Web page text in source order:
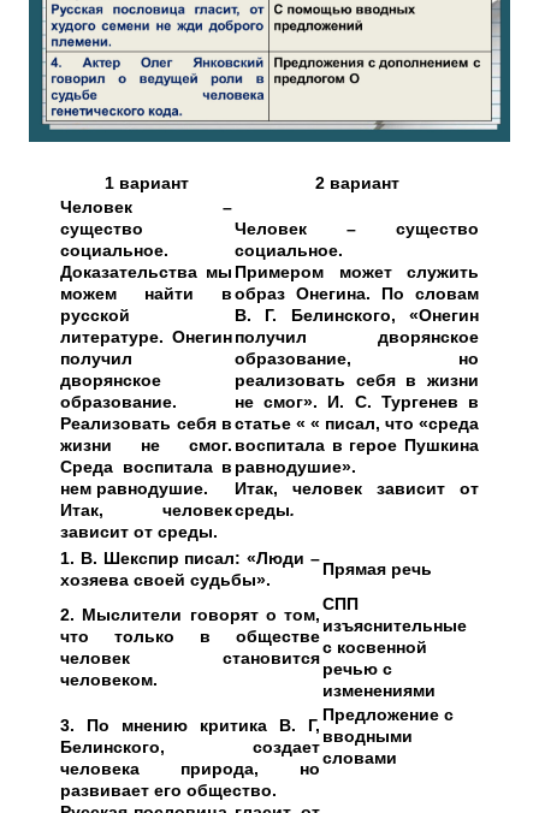
1 вариант
2 вариант
Человек –
существо
социальное.
Доказательства мы
можем найти в
русской
литературе. Онегин
получил
дворянское
образование.
Реализовать себя в
жизни не смог.
Среда воспитала в
нем равнодушие.
Итак, человек
зависит от среды.
Человек – существо
социальное.
Примером может служить
образ Онегина. По словам
В. Г. Белинского, «Онегин
получил дворянское
образование, но
реализовать себя в жизни
не смог». И. С. Тургенев в
статье « « писал, что «среда
воспитала в герое Пушкина
равнодушие».
Итак, человек зависит от
среды.
1. В. Шекспир писал: «Люди –
хозяева своей судьбы».
Прямая речь
2. Мыслители говорят о том,
что только в обществе
человек становится
человеком.
СПП
изъяснительные
с косвенной
речью с
изменениями
3. По мнению критика В. Г,
Белинского, создает
человека природа, но
развивает его общество.
Предложение с
вводными
словами